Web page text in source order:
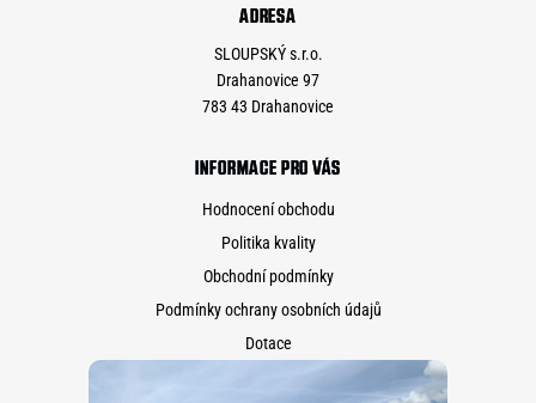
ADRESA
SLOUPSKÝ s.r.o.
Drahanovice 97
783 43 Drahanovice
INFORMACE PRO VÁS
Hodnocení obchodu
Politika kvality
Obchodní podmínky
Podmínky ochrany osobních údajů
Dotace